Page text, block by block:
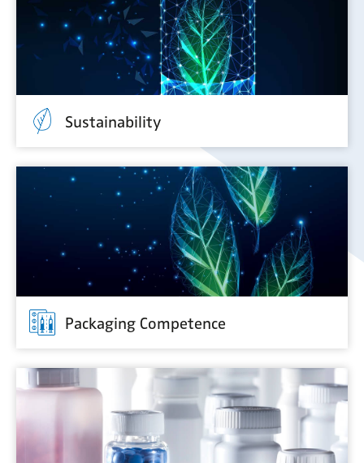
Sustainability
Packaging Competence